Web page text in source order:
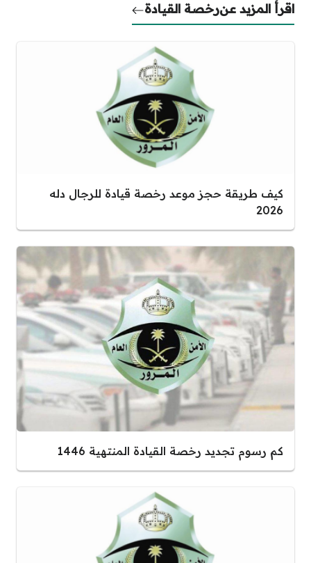
اقرأ المزيد عنرخصة القيادة
كيف طريقة حجز موعد رخصة قيادة للرجال دله
2026
كم رسوم تجديد رخصة القيادة المنتهية 1446